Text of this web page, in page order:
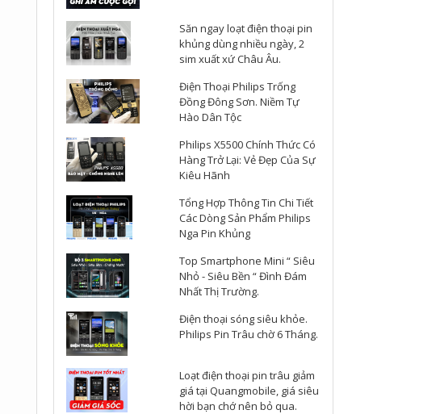
Săn ngay loạt điện thoại pin
khủng dùng nhiều ngày, 2
sim xuất xứ Châu Âu.
Điện Thoại Philips Trống
Đồng Đông Sơn. Niềm Tự
Hào Dân Tộc
Philips X5500 Chính Thức Có
Hàng Trở Lại: Vẻ Đẹp Của Sự
Kiêu Hãnh
Tổng Hợp Thông Tin Chi Tiết
Các Dòng Sản Phẩm Philips
Nga Pin Khủng
Top Smartphone Mini “ Siêu
Nhỏ - Siêu Bền “ Đình Đám
Nhất Thị Trường.
Điện thoại sóng siêu khỏe.
Philips Pin Trâu chờ 6 Tháng.
Loạt điện thoại pin trâu giảm
giá tại Quangmobile, giá siêu
hời bạn chớ nên bỏ qua.